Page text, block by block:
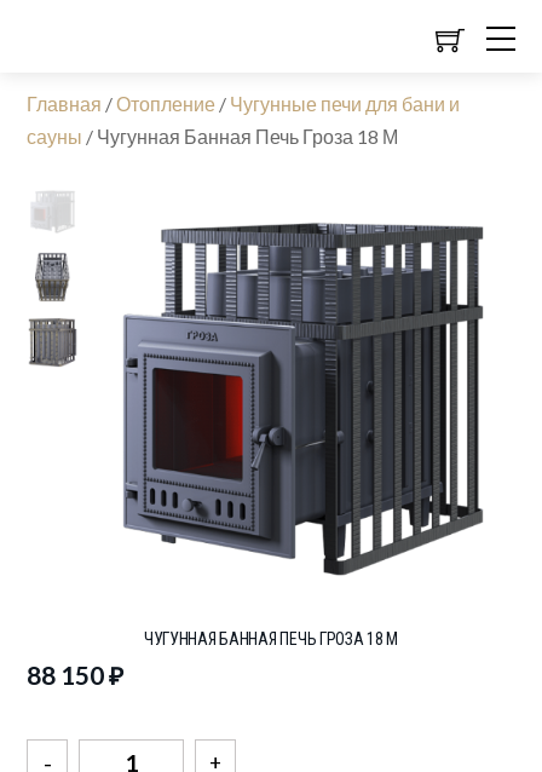
Главная /Отопление / Чугунные печи для бани и
сауны / Чугунная Банная Печь Гроза 18 М
ЧУГУННАЯ БАННАЯ ПЕЧЬ ГРОЗА 18 М
88 150₽
Количество